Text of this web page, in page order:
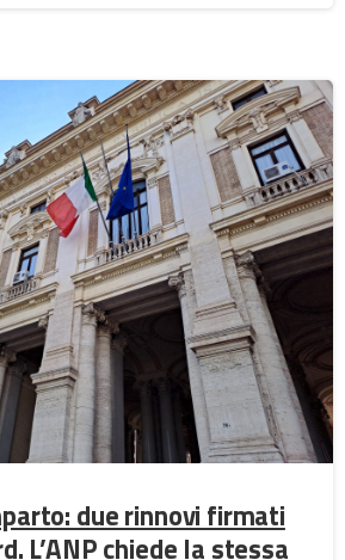
due rinnovi firmati
L’ANP chiede la stessa